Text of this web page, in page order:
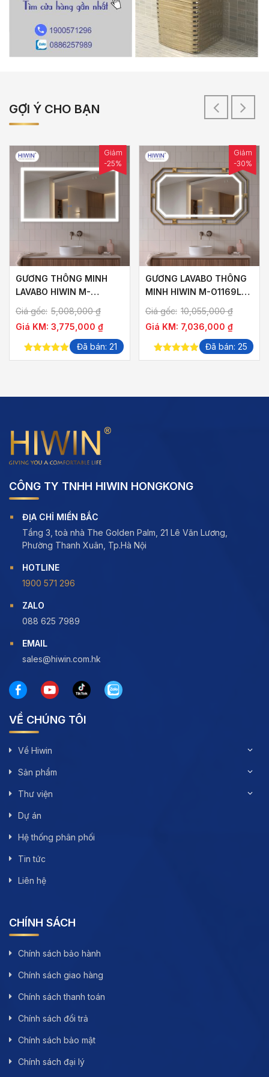
GỢI Ý CHO BẠN
GƯƠNG THÔNG MINH
LAVABO HIWIN M-
R1265LD-F HÌNH CHỮ
NHẬT NGANG KHUNG
1200×650 GƯƠNG
1125×575
Giá gốc: 5,008,000₫
Giá KM: 3,775,000 ₫
Giảm
-25%
5.00out of
Đã bán: 21
GƯƠNG LAVABO THÔNG
MINH HIWIN M-O1169LD-
P KHUNG VÀNG XƯỚC
SANG TRỌNG
Giá gốc: 10,055,000₫
Giá KM: 7,036,000 ₫
Giảm
-30%
5.00out of
Đã bán: 25
CÔNG TY TNHH HIWIN HONGKONG
ĐỊA CHỈ MIỀN BẮC
Tầng 3, toà nhà The Golden Palm, 21 Lê Văn Lương,
Phường Thanh Xuân, Tp.Hà Nội
HOTLINE
1900 571 296
ZALO
088 625 7989
EMAIL
sales@hiwin.com.hk
VỀ CHÚNG TÔI
Về Hiwin
Sản phẩm
Thư viện
Dự án
Hệ thống phân phối
Tin tức
Liên hệ
CHÍNH SÁCH
Chính sách bảo hành
Chính sách giao hàng
Chính sách thanh toán
Chính sách đổi trả
Chính sách bảo mật
Chính sách đại lý